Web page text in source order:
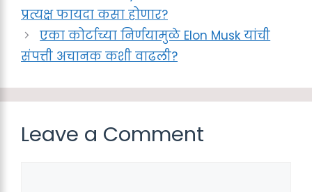
प्रत्यक्ष फायदा कसा होणार?
एका कोर्टाच्या निर्णयामुळे Elon Musk यांची
संपत्ती अचानक कशी वाढली?
Leave a Comment